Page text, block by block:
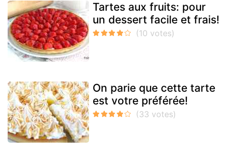
Tartes aux fruits: pour
un dessert facile et frais!
On parie que cette tarte
est votre préférée!